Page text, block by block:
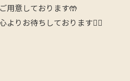
用意しております🤲
よりお待ちしております🙇‍♂️